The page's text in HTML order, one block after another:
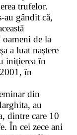
trufelor.
au gândit că,
oameni de la
a luat naştere
iniţierea în
în
din
au
dintre care 10
În cei zece ani